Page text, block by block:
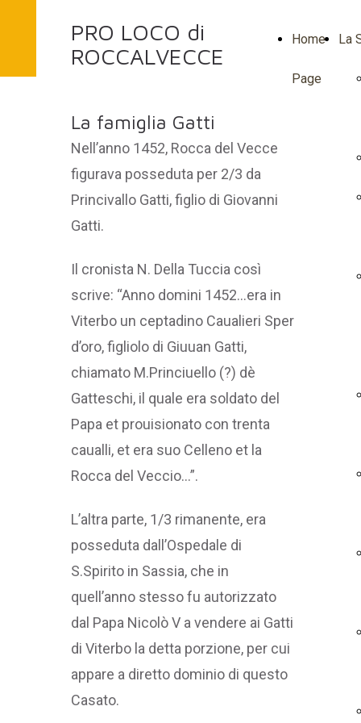
Home
Page
La
PRO LOCO di
ROCCALVECCE
La famiglia Gatti
Nell’anno 1452, Rocca del Vecce
figurava posseduta per 2/3 da
Princivallo Gatti, figlio di Giovanni
Gatti.
Il cronista N. Della Tuccia così
scrive: “Anno domini 1452…era in
Viterbo un ceptadino Caualieri Sper
d’oro, figliolo di Giuuan Gatti,
chiamato M.Princiuello (?) dè
Gatteschi, il quale era soldato del
Papa et prouisionato con trenta
caualli, et era suo Celleno et la
Rocca del Veccio…”.
L’altra parte, 1/3 rimanente, era
posseduta dall’Ospedale di
S.Spirito in Sassia, che in
quell’anno stesso fu autorizzato
dal Papa Nicolò V a vendere ai Gatti
di Viterbo la detta porzione, per cui
appare a diretto dominio di questo
Casato.